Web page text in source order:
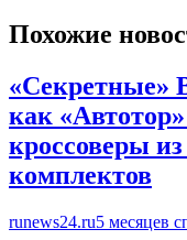
Похожие
«Секретные»
как
кроссоверы
комплектов
runews24.ru5 месяцев